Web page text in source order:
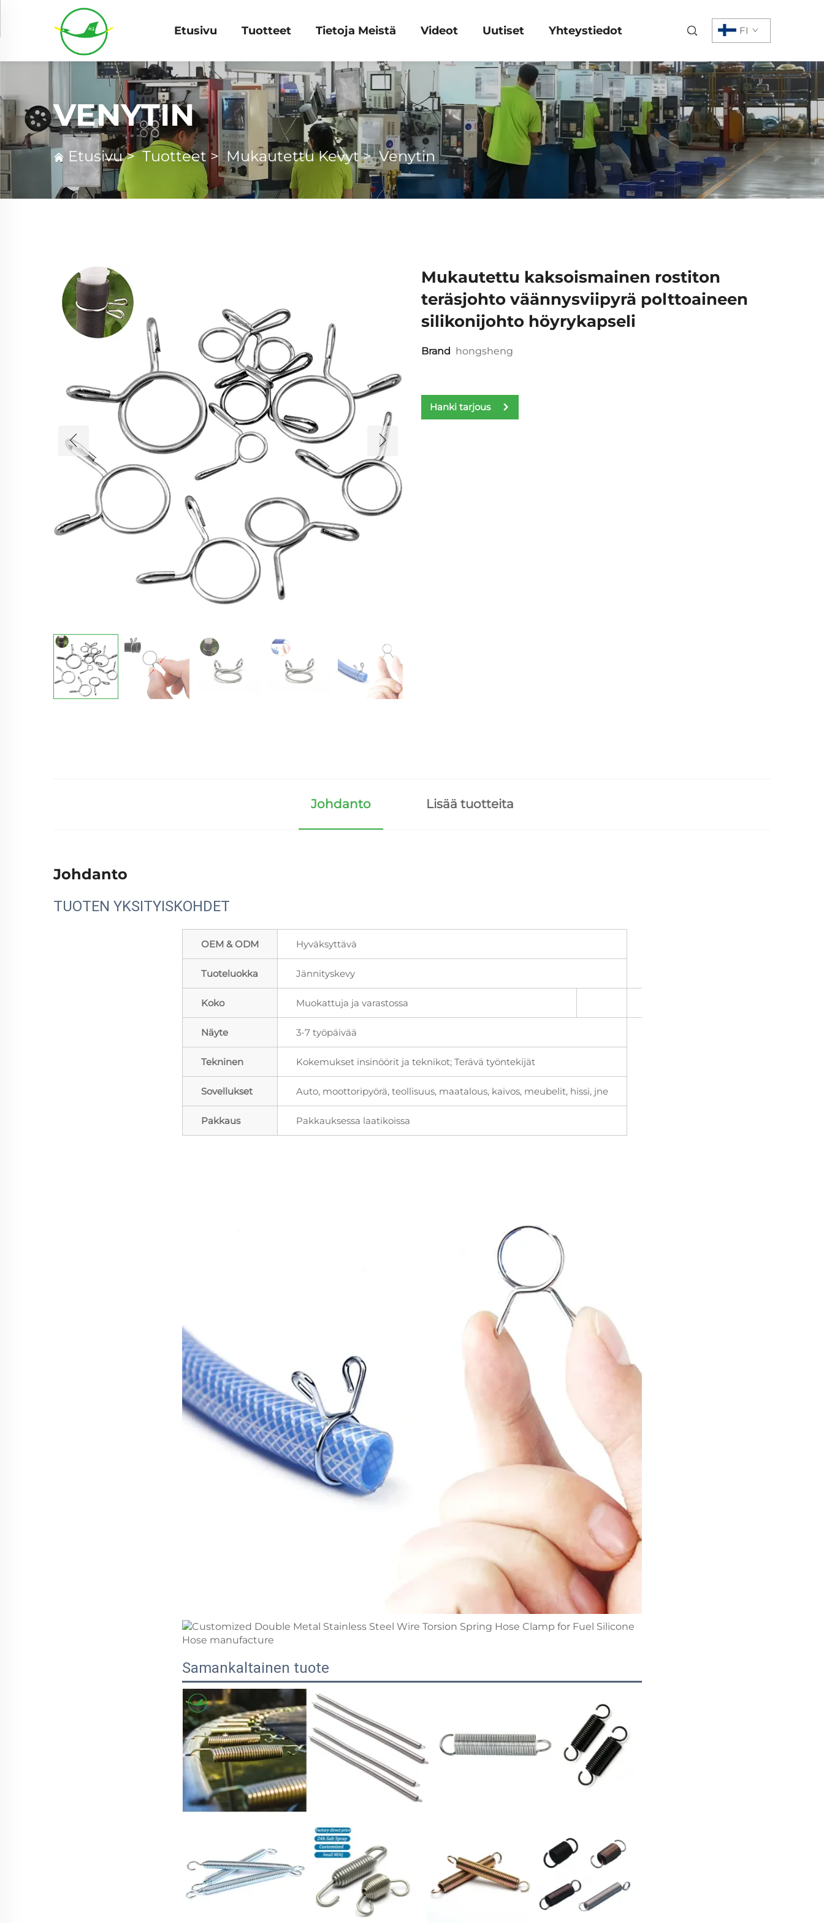
Etusivu Tuotteet Tietoja Meistä Videot Uutiset Yhteystiedot FI
VENYTIN
Etusivu>Tuotteet>Mukautettu Kevyt>Venytin
Mukautettu kaksoismainen rostiton
teräsjohto väännysviipyrä polttoaineen
silikonijohto höyrykapseli
Brand hongsheng
Hanki tarjous
Johdanto Lisää tuotteita
Johdanto
TUOTEN YKSITYISKOHDET
OEM & ODM Hyväksyttävä
Tuoteluokka Jännityskevy
Koko Muokattuja ja varastossa
Näyte 3-7 työpäivää
Tekninen Kokemukset insinöörit ja teknikot; Terävä työntekijät
Sovellukset Auto, moottoripyörä, teollisuus, maatalous, kaivos, meubelit, hissi, jne
Pakkaus Pakkauksessa laatikoissa
Samankaltainen tuote